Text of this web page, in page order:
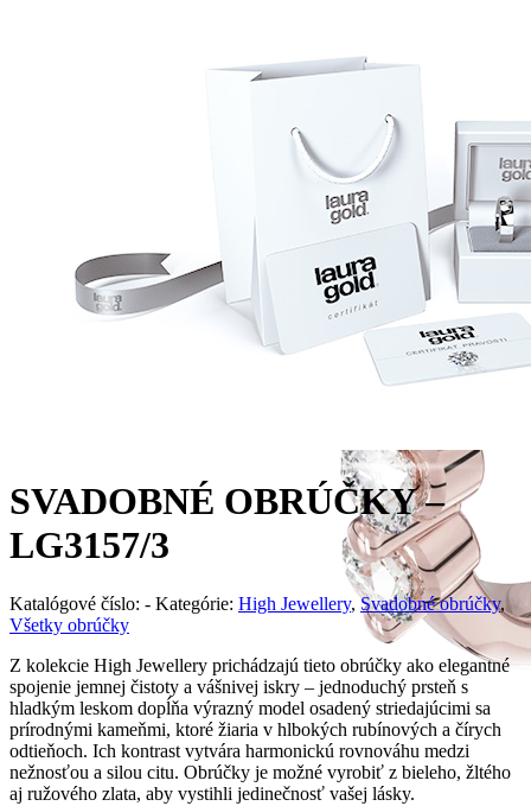
SVADOBNÉ OBRÚČKY –
LG3157/3
Katalógové číslo: - Kategórie: High Jewellery, Svadobné obrúčky,
Všetky obrúčky
Z kolekcie High Jewellery prichádzajú tieto obrúčky ako elegantné
spojenie jemnej čistoty a vášnivej iskry – jednoduchý prsteň s
hladkým leskom dopĺňa výrazný model osadený striedajúcimi sa
prírodnými kameňmi, ktoré žiaria v hlbokých rubínových a čírych
odtieňoch. Ich kontrast vytvára harmonickú rovnováhu medzi
nežnosťou a silou citu. Obrúčky je možné vyrobiť z bieleho, žltého
aj ružového zlata, aby vystihli jedinečnosť vašej lásky.